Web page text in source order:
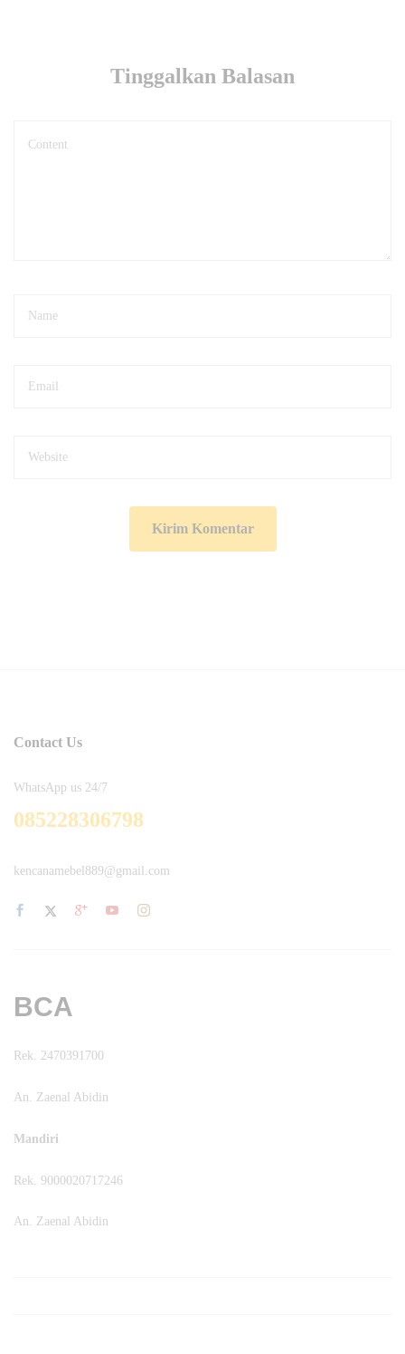
Tinggalkan Balasan
Contact Us
WhatsApp us 24/7
085228306798
kencanamebel889@gmail.com
BCA
Rek. 2470391700
An. Zaenal Abidin
Mandiri
Rek. 9000020717246
An. Zaenal Abidin